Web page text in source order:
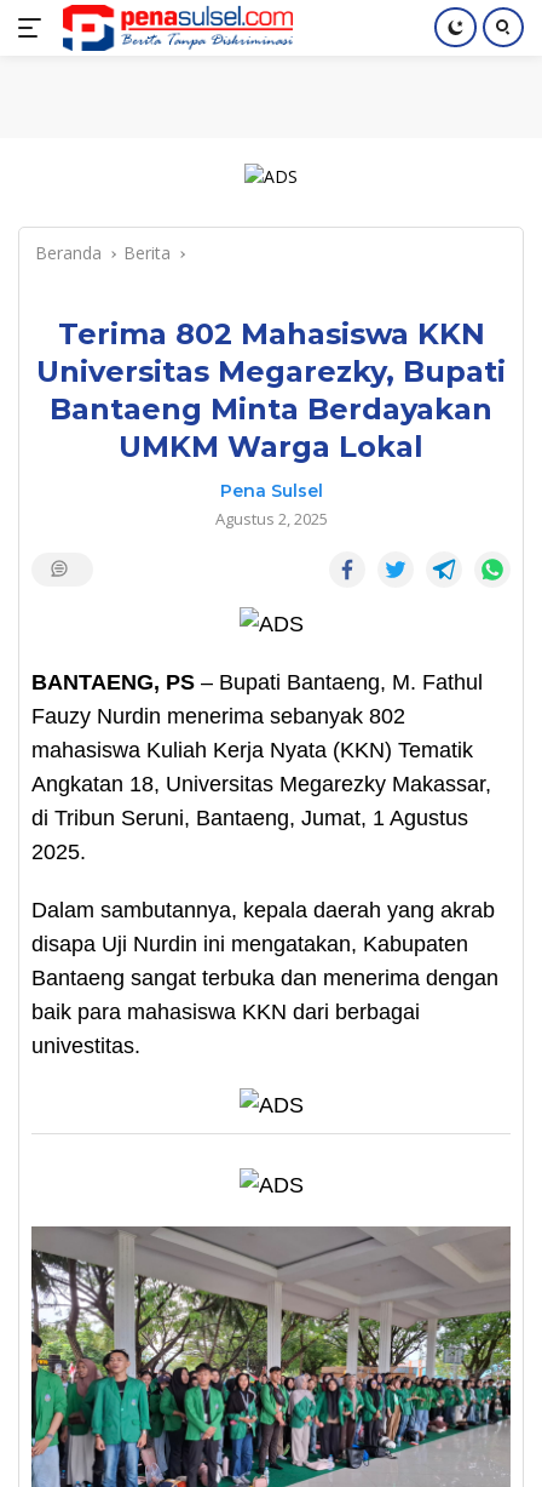
Langsung
Home Nasional Pendidikan Index
Beranda Berita
Terima 802 Mahasiswa KKN
Universitas Megarezky, Bupati
Bantaeng Minta Berdayakan
UMKM Warga Lokal
Pena Sulsel
Agustus 2, 2025
BANTAENG, PS – Bupati Bantaeng, M. Fathul
Fauzy Nurdin menerima sebanyak 802
mahasiswa Kuliah Kerja Nyata (KKN) Tematik
Angkatan 18, Universitas Megarezky Makassar,
di Tribun Seruni, Bantaeng, Jumat, 1 Agustus
2025.
Dalam sambutannya, kepala daerah yang akrab
disapa Uji Nurdin ini mengatakan, Kabupaten
Bantaeng sangat terbuka dan menerima dengan
baik para mahasiswa KKN dari berbagai
univestitas.